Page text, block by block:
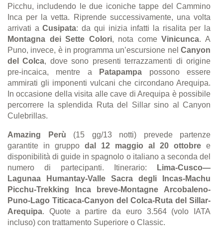
Picchu, includendo le due iconiche tappe del Cammino
Inca per la vetta. Riprende successivamente, una volta
arrivati aCusipata: da qui inizia infatti la risalita per la
Montagna dei Sette Colori, nota comeVinicunca. A
Puno, invece, è in programma un’escursione nel Canyon
del Colca, dove sono presenti terrazzamenti di origine
pre-incaica, mentre a
Patapampa possono essere
ammirati gli imponenti vulcani che circondano Arequipa.
In occasione della visita alle cave di Arequipa è possibile
percorrere la splendida Ruta del Sillar sino al Canyon
Culebrillas.
Amazing Perù (15 gg/13 notti) prevede partenze
garantite in gruppo dal 12 maggio al 20 ottobre e
disponibilità di guide in spagnolo o italiano a seconda del
numero di partecipanti. Itinerario:
Lima-Cusco—
Lagunaa Humantay-Valle Sacra degli Incas-Machu
Picchu-Trekking Inca breve-Montagne Arcobaleno-
Puno-Lago Titicaca-Canyon del Colca-Ruta del Sillar-
Arequipa. Quote a partire da euro 3.564 (volo IATA
incluso) con trattamento Superiore o Classic.